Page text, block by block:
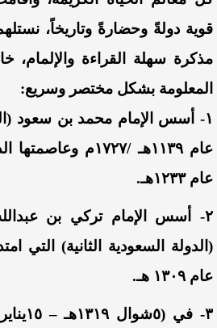
قوية دولةً وحضارةً وتاريخاً،
مذكرة سهلة القراءة والإلمام،
المعلومة بشكل مختصر وسريع:
١- أسس الإمام محمد بن سعود
عام ١١٣٩هـ /١٧٢٧م
عام ١٢٣٣هـ.
٢- أسس الإمام تركي بن
عام ١٣٠٩ هـ.